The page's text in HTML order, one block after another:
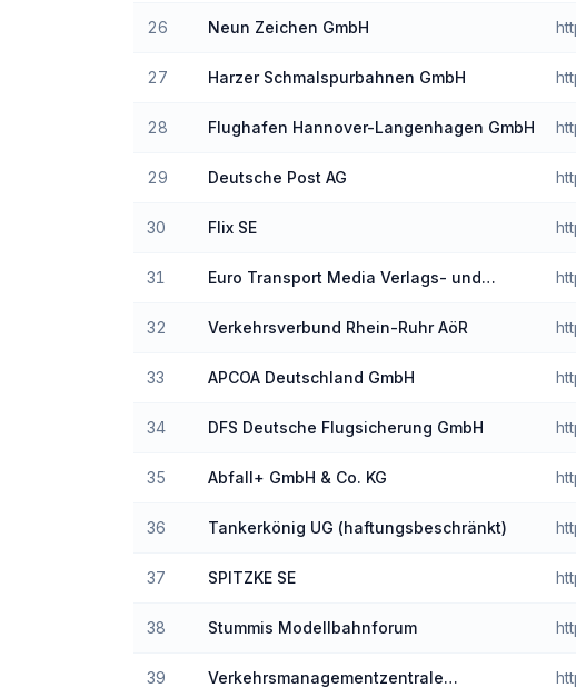
26 Neun Zeichen GmbH
27 Harzer Schmalspurbahnen GmbH
28 Flughafen Hannover-Langenhagen GmbH
29 Deutsche Post AG
30 Flix SE
31
Euro Transport Media Verlags- und
32 Verkehrsverbund Rhein-Ruhr AöR
33 APCOA Deutschland GmbH
34 DFS Deutsche Flugsicherung GmbH
35 Abfall+ GmbH & Co. KG
36 Tankerkönig UG (haftungsbeschränkt)
37 SPITZKE SE
38 Stummis Modellbahnforum
39
Verkehrsmanagementzentrale